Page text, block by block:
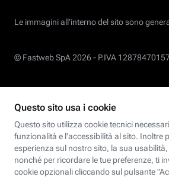
Le immagini all’interno del sito sono
© Fastweb SpA 2026 - P.IVA